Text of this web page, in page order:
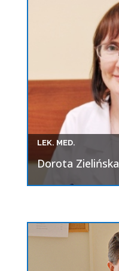
LEK. MED.
Dorota Zielińska